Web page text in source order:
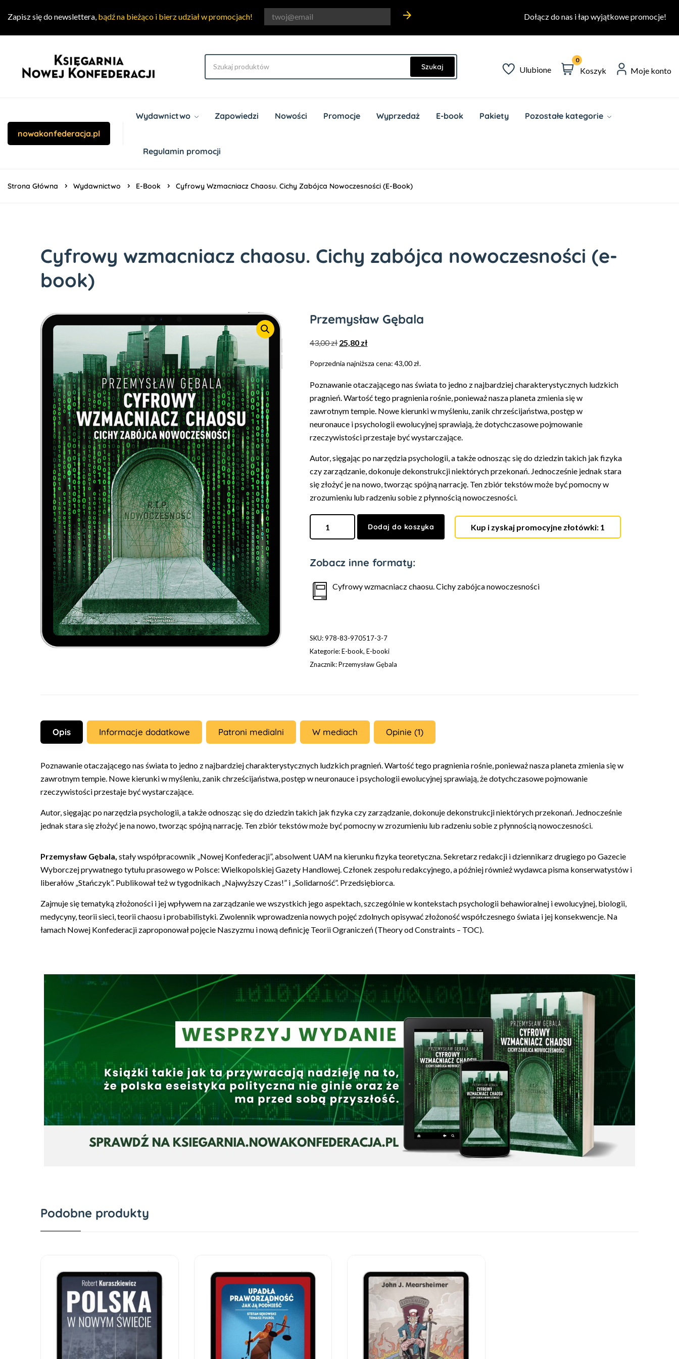
Zapisz się do newslettera, bądź na bieżąco i bierz udział w promocjach! arrow_forward Dołącz do nas i łap wyjątkowe promocje!
Szukaj Ulubione
0
Koszyk Moje konto
nowakonfederacja.pl
Wydawnictwo Zapowiedzi Nowości Promocje Wyprzedaż E-book Pakiety Pozostałe kategorie
Regulamin promocji
Strona Główna Wydawnictwo E-Book Cyfrowy Wzmacniacz Chaosu. Cichy Zabójca Nowoczesności (e-Book)
Cyfrowy wzmacniacz chaosu. Cichy zabójca nowoczesności (e-
book)
Przemysław Gębala
43,00zł25,80 zł
Poprzednia najniższa cena:43,00zł.
Poznawanie otaczającego nas świata to jedno z najbardziej charakterystycznych ludzkich
pragnień. Wartość tego pragnienia rośnie, ponieważ nasza planeta zmienia się w
zawrotnym tempie. Nowe kierunki w myśleniu, zanik chrześcijaństwa, postęp w
neuronauce i psychologii ewolucyjnej sprawiają, że dotychczasowe pojmowanie
rzeczywistości przestaje być wystarczające.
Autor, sięgając po narzędzia psychologii, a także odnosząc się do dziedzin takich jak fizyka
czy zarządzanie, dokonuje dekonstrukcji niektórych przekonań. Jednocześnie jednak stara
się złożyć je na nowo, tworząc spójną narrację. Ten zbiór tekstów może być pomocny w
zrozumieniu lub radzeniu sobie z płynnością nowoczesności.
Dodaj do koszyka Kup i zyskaj promocyjne złotówki: 1
Zobacz inne formaty:
Cyfrowy wzmacniacz chaosu. Cichy zabójca nowoczesności
SKU:978-83-970517-3-7
Kategorie:E-book,E-booki
Znacznik:Przemysław Gębala
Opis Informacje dodatkowe Patroni medialni W mediach Opinie (1)
Poznawanie otaczającego nas świata to jedno z najbardziej charakterystycznych ludzkich pragnień. Wartość tego pragnienia rośnie, ponieważ nasza planeta zmienia się w
zawrotnym tempie. Nowe kierunki w myśleniu, zanik chrześcijaństwa, postęp w neuronauce i psychologii ewolucyjnej sprawiają, że dotychczasowe pojmowanie
rzeczywistości przestaje być wystarczające.
Autor, sięgając po narzędzia psychologii, a także odnosząc się do dziedzin takich jak fizyka czy zarządzanie, dokonuje dekonstrukcji niektórych przekonań. Jednocześnie
jednak stara się złożyć je na nowo, tworząc spójną narrację. Ten zbiór tekstów może być pomocny w zrozumieniu lub radzeniu sobie z płynnością nowoczesności.
Przemysław Gębala, stały współpracownik „Nowej Konfederacji”, absolwent UAM na kierunku fizyka teoretyczna. Sekretarz redakcji i dziennikarz drugiego po Gazecie
Wyborczej prywatnego tytułu prasowego w Polsce: Wielkopolskiej Gazety Handlowej. Członek zespołu redakcyjnego, a później również wydawca pisma konserwatystów i
liberałów „Stańczyk”. Publikował też w tygodnikach „Najwyższy Czas!” i „Solidarność”. Przedsiębiorca.
Zajmuje się tematyką złożoności i jej wpływem na zarządzanie we wszystkich jego aspektach, szczególnie w kontekstach psychologii behawioralnej i ewolucyjnej, biologii,
medycyny, teorii sieci, teorii chaosu i probabilistyki. Zwolennik wprowadzenia nowych pojęć zdolnych opisywać złożoność współczesnego świata i jej konsekwencje. Na
łamach Nowej Konfederacji zaproponował pojęcie Naszyzmu i nową definicję Teorii Ograniczeń (Theory od Constraints – TOC).
Podobne produkty